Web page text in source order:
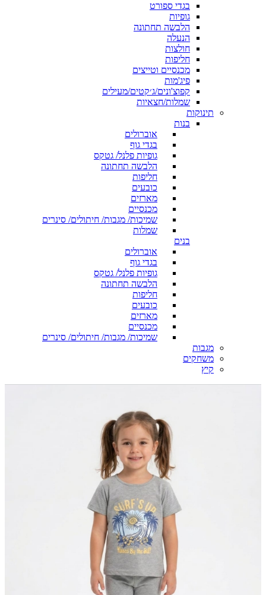
בגדי ספורט
גופיות
הלבשה תחתונה
הנעלה
חולצות
חליפות
מכנסיים וטייצים
פיג'מות
קפוצ'ונים/ג׳קטים/מעילים
שמלות/חצאיות
תינוקות
בנות
אוברולים
בגדי גוף
גופיות פלנל/ גטקס
הלבשה תחתונה
חליפות
כובעים
מארזים
מכנסיים
שמיכות/ מגבות/ חיתולים/ סינרים
שמלות
בנים
אוברולים
בגדי גוף
גופיות פלנל/ גטקס
הלבשה תחתונה
חליפות
כובעים
מארזים
מכנסיים
שמיכות/ מגבות/ חיתולים/ סינרים
מגבות
משחקים
קיץ